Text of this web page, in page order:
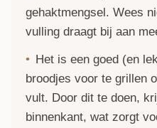
gehaktmengsel. Wees
vulling draagt bij aan
Het is een goed (en
broodjes voor te grillen
vult. Door dit te doen,
binnenkant, wat zorgt